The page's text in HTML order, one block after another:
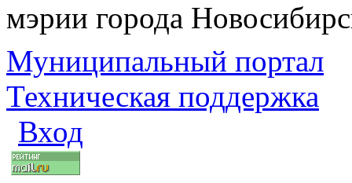
мэрии города
Муниципальный портал
Техническая поддержка
Вход